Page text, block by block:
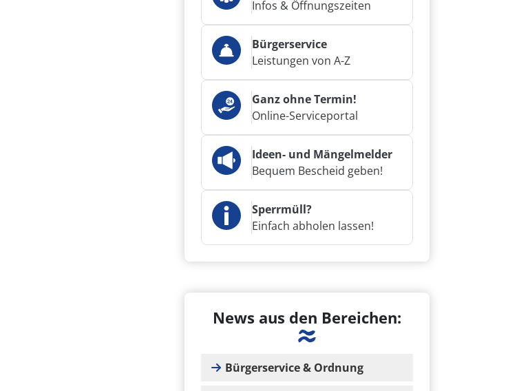
Infos & Öffnungszeiten
Bürgerservice
Leistungen von A-Z
Ganz ohne Termin!
Online-Serviceportal
Ideen- und Mängelmelder
Bequem Bescheid geben!
Sperrmüll?
Einfach abholen lassen!
News aus den Bereichen:
Bürgerservice & Ordnung